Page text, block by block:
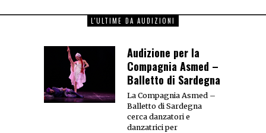
L'ULTIME DA AUDIZIONI
Audizione per la
Compagnia Asmed –
Balletto di Sardegna
La Compagnia Asmed –
Balletto di Sardegna
cerca danzatori e
danzatrici per